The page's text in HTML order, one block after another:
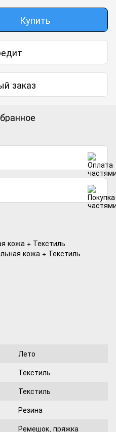
Купить
заказ
кожа + Текстиль
кожа + Текстиль
Лето
Текстиль
Текстиль
Резина
Ремешок, пряжка